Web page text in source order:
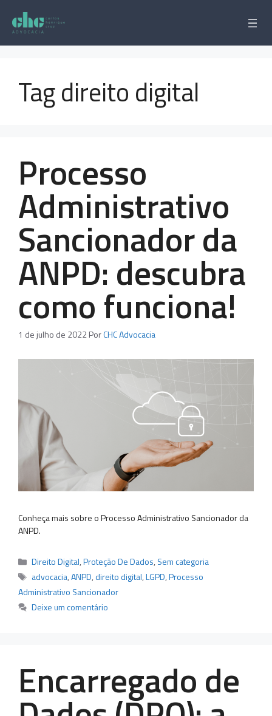
para
conteúdo
Tag direito digital
Processo
Administrativo
Sancionador da
ANPD: descubra
como funciona!
1 de julho de 2022PorCHC Advocacia
Conheça mais sobre o Processo Administrativo Sancionador da
ANPD.
Categorias
Direito Digital,Proteção De Dados, Sem categoria
Tags
advocacia,ANPD,direito digital,LGPD,Processo
Administrativo Sancionador
Deixe um comentário
Encarregado de